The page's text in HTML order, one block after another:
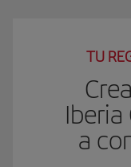
TU
a